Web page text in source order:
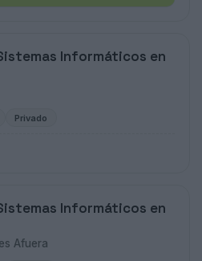
Informáticos en
Privado
Informáticos en
Afuera